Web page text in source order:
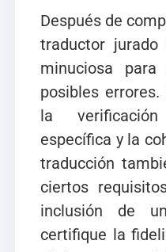
Después de
traductor
minuciosa
posibles
la
específica y la
traducción
ciertos
inclusión de
certifique la